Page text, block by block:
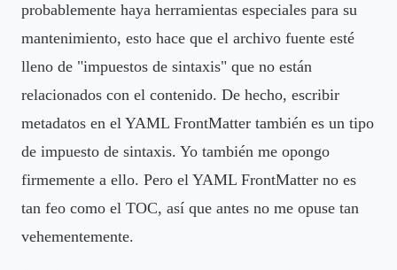
probablemente haya herramientas especiales para su
mantenimiento, esto hace que el archivo fuente esté
lleno de "impuestos de sintaxis" que no están
relacionados con el contenido. De hecho, escribir
metadatos en el YAML FrontMatter también es un tipo
de impuesto de sintaxis. Yo también me opongo
firmemente a ello. Pero el YAML FrontMatter no es
tan feo como el TOC, así que antes no me opuse tan
vehementemente.